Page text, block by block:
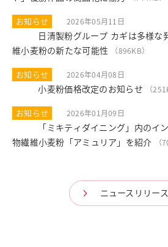
お知らせ 2026年05月11日
日清製粉グループ カギは多様な
維小麦粉の新たな可能性
（896KB）
お知らせ 2026年04月08日
小麦粉価格改定のお知らせ （
お知らせ 2026年01月09日
「ミキティダイニング」内のイ
物繊維小麦粉「アミュリア」を紹介
（
ニュースリリー